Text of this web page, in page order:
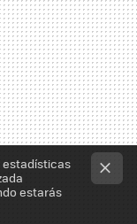
estadísticas
estarás